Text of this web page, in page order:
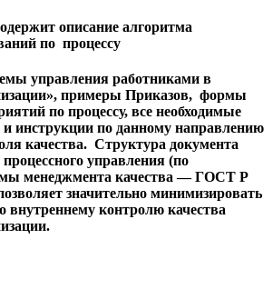
описание алгоритма
по процессу
управления работниками в
примеры Приказов, формы
по процессу, все необходимые
по данному направлению
качества. Структура документа
управления (по
менеджмента качества — ГОСТ Р
значительно минимизировать
внутреннему контролю качества